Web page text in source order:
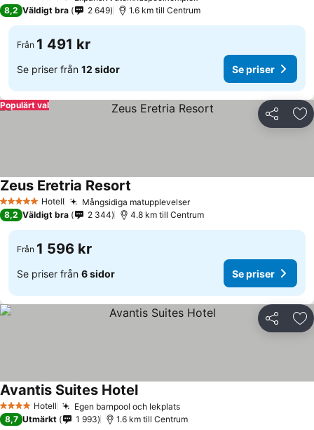
8,2 Väldigt bra 2 649 1.6 km till Centrum
Från 1 491 kr
Se priser från 12 sidor Se priser
Dela
Populärt val
5 Stjärnor Hotell Mångsidiga matupplevelser
Zeus Eretria Resort
8,2 Väldigt bra 2 344 4.8 km till Centrum
Från 1 596 kr
Se priser från 6 sidor Se priser
Dela
4 StjärnorHotell Egen barnpool och lekplats
Avantis Suites Hotel
8,7 Utmärkt 1 993 1.6 km till Centrum